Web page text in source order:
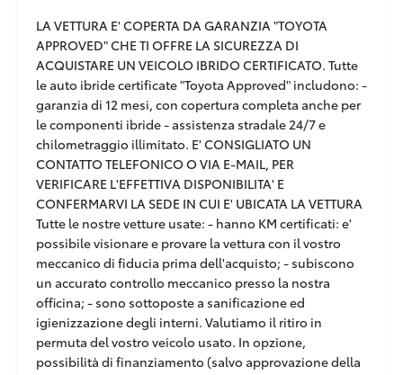
LA VETTURA E' COPERTA DA GARANZIA "TOYOTA
APPROVED" CHE TI OFFRE LA SICUREZZA DI
ACQUISTARE UN VEICOLO IBRIDO CERTIFICATO. Tutte
le auto ibride certificate "Toyota Approved" includono: -
garanzia di 12 mesi, con copertura completa anche per
le componenti ibride - assistenza stradale 24/7 e
chilometraggio illimitato. E' CONSIGLIATO UN
CONTATTO TELEFONICO O VIA E-MAIL, PER
VERIFICARE L'EFFETTIVA DISPONIBILITA' E
CONFERMARVI LA SEDE IN CUI E' UBICATA LA VETTURA
Tutte le nostre vetture usate: - hanno KM certificati: e'
possibile visionare e provare la vettura con il vostro
meccanico di fiducia prima dell'acquisto; - subiscono
un accurato controllo meccanico presso la nostra
officina; - sono sottoposte a sanificazione ed
igienizzazione degli interni. Valutiamo il ritiro in
permuta del vostro veicolo usato. In opzione,
possibilità di finanziamento (salvo approvazione della